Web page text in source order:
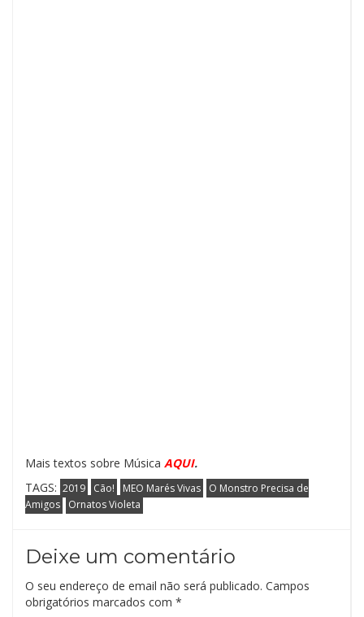
Mais textos sobre Música AQUI.
TAGS: 2019 Cão! MEO Marés Vivas
O Monstro Precisa de
Amigos
Ornatos Violeta
Deixe um comentário
O seu endereço de email não será publicado. Campos
obrigatórios marcados com *